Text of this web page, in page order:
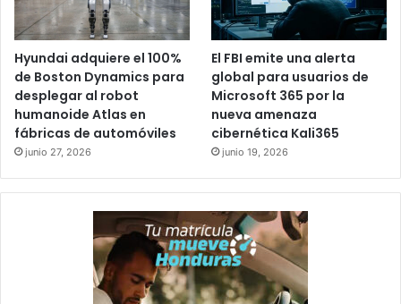
Hyundai adquiere el 100%
de Boston Dynamics para
desplegar al robot
humanoide Atlas en
fábricas de automóviles
junio 27, 2026
El FBI emite una alerta
global para usuarios de
Microsoft 365 por la
nueva amenaza
cibernética Kali365
junio 19, 2026